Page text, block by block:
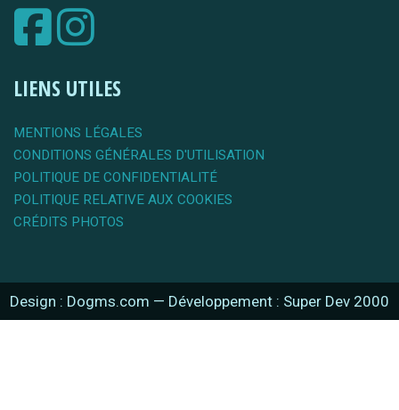
LIENS UTILES
MENTIONS LÉGALES
CONDITIONS GÉNÉRALES D'UTILISATION
POLITIQUE DE CONFIDENTIALITÉ
POLITIQUE RELATIVE AUX COOKIES
CRÉDITS PHOTOS
Design : Dogms.com — Développement : Super Dev 2000